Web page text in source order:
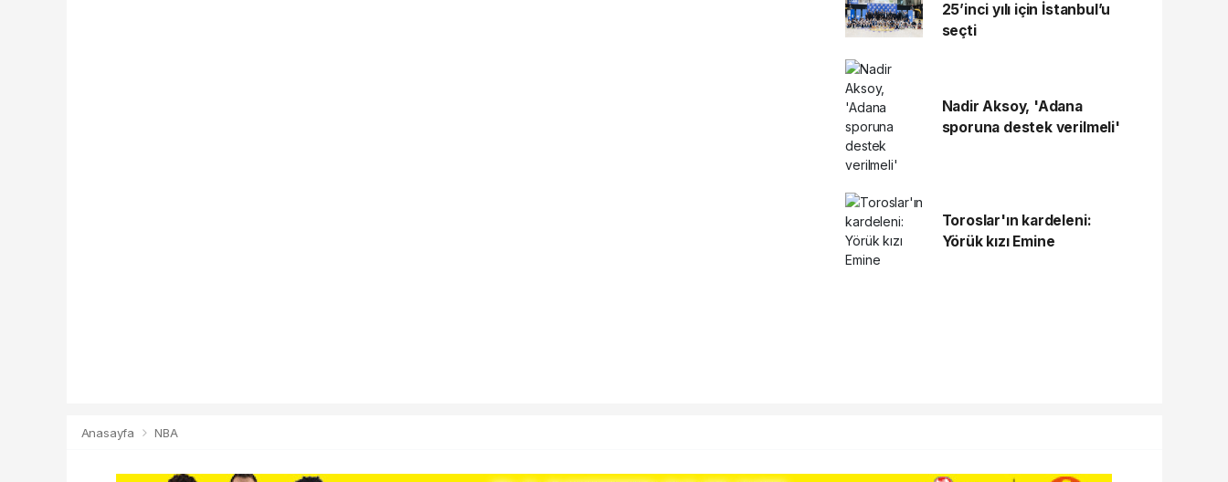
25’inci yılı için İstanbul’u
seçti
Nadir Aksoy, 'Adana
sporuna destek verilmeli'
Toroslar'ın kardeleni:
Yörük kızı Emine
Anasayfa NBA